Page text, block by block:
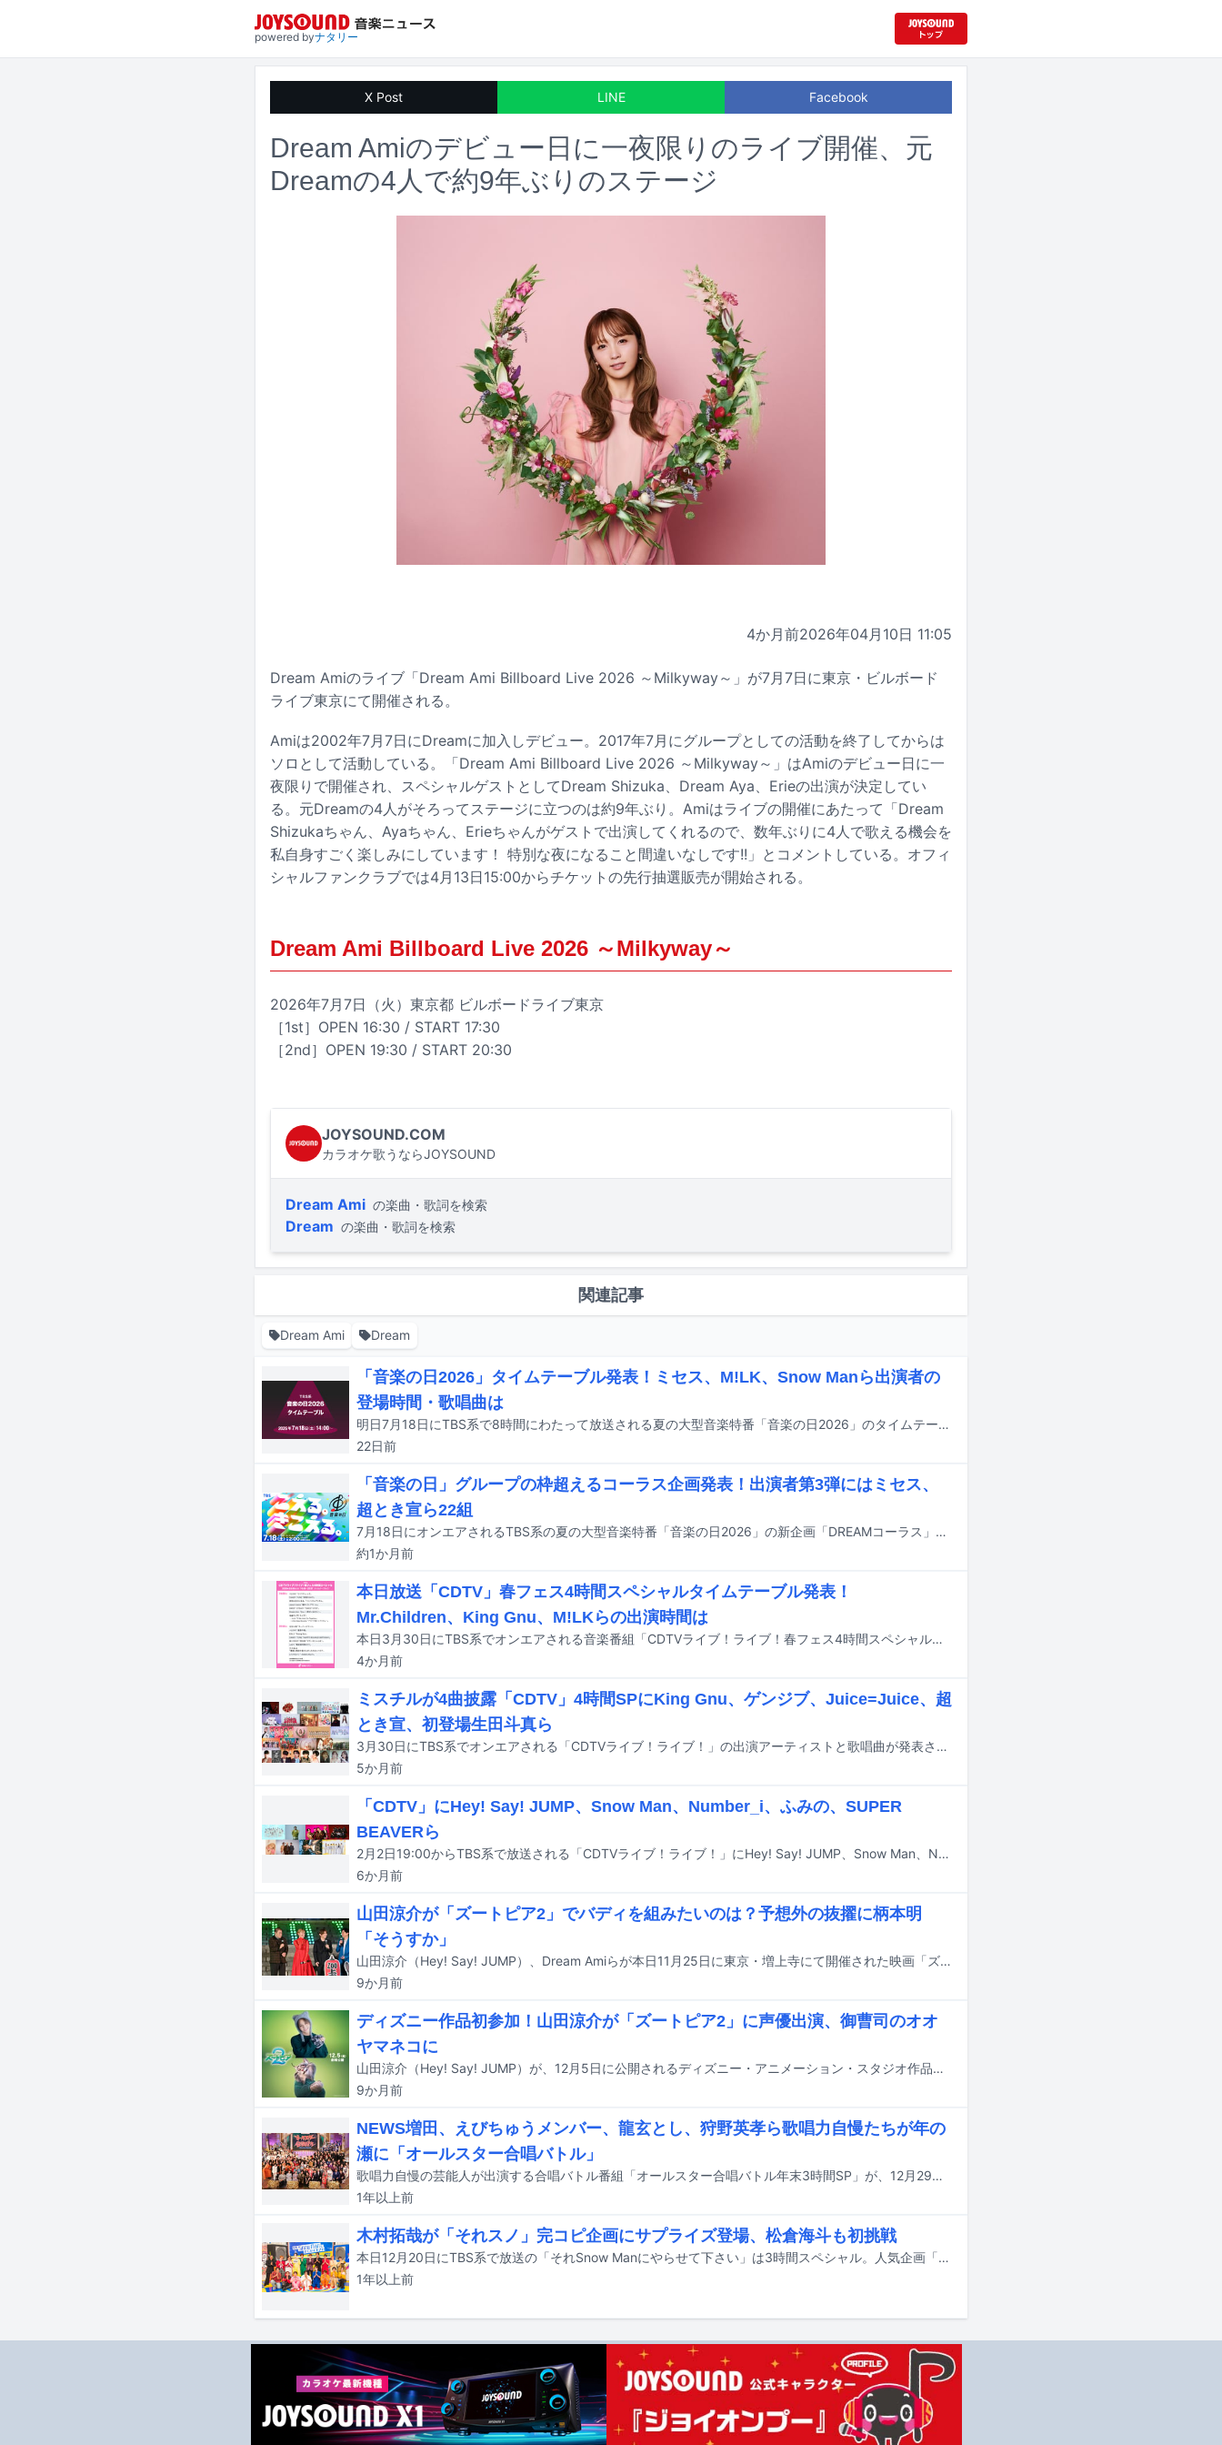
powered byナタリー
X Post LINE Facebook
Dream Amiのデビュー日に一夜限りのライブ開催、元
Dreamの4人で約9年ぶりのステージ
4か月前2026年04月10日 11:05
Dream Amiのライブ「Dream Ami Billboard Live 2026 ～Milkyway～」が7月7日に東京・ビルボード
ライブ東京にて開催される。
Amiは2002年7月7日にDreamに加入しデビュー。2017年7月にグループとしての活動を終了してからは
ソロとして活動している。「Dream Ami Billboard Live 2026 ～Milkyway～」はAmiのデビュー日に一
夜限りで開催され、スペシャルゲストとしてDream Shizuka、Dream Aya、Erieの出演が決定してい
る。元Dreamの4人がそろってステージに立つのは約9年ぶり。Amiはライブの開催にあたって「Dream
Shizukaちゃん、Ayaちゃん、Erieちゃんがゲストで出演してくれるので、数年ぶりに4人で歌える機会を
私自身すごく楽しみにしています！ 特別な夜になること間違いなしです!!」とコメントしている。オフィ
シャルファンクラブでは4月13日15:00からチケットの先行抽選販売が開始される。
Dream Ami Billboard Live 2026 ～Milkyway～
2026年7月7日（火）東京都 ビルボードライブ東京
［1st］OPEN 16:30 / START 17:30
［2nd］OPEN 19:30 / START 20:30
JOYSOUND.COM
カラオケ歌うならJOYSOUND
Dream Ami の楽曲・歌詞を検索
Dream の楽曲・歌詞を検索
関連記事
Dream Ami Dream
「音楽の日2026」タイムテーブル発表！ミセス、M!LK、Snow Manら出演者の
登場時間・歌唱曲は
明日7月18日にTBS系で8時間にわたって放送される夏の大型音楽特番「音楽の日2026」のタイムテーブルが発表された。
22日前
「音楽の日」グループの枠超えるコーラス企画発表！出演者第3弾にはミセス、
超とき宣ら22組
7月18日にオンエアされるTBS系の夏の大型音楽特番「音楽の日2026」の新企画「DREAMコーラス」の詳細と、出演アーティスト第3弾が発表された。
約1か月前
本日放送「CDTV」春フェス4時間スペシャルタイムテーブル発表！
Mr.Children、King Gnu、M!LKらの出演時間は
本日3月30日にTBS系でオンエアされる音楽番組「CDTVライブ！ライブ！春フェス4時間スペシャル」のタイムテーブルが発表された。
4か月前
ミスチルが4曲披露「CDTV」4時間SPにKing Gnu、ゲンジブ、Juice=Juice、超
とき宣、初登場生田斗真ら
3月30日にTBS系でオンエアされる「CDTVライブ！ライブ！」の出演アーティストと歌唱曲が発表された。
5か月前
「CDTV」にHey! Say! JUMP、Snow Man、Number_i、ふみの、SUPER
BEAVERら
2月2日19:00からTBS系で放送される「CDTVライブ！ライブ！」にHey! Say! JUMP、Snow Man、Number_i、SUPER BEAVER、ふみの、Dream Ami、AKB48、こっちのけんとが出演する。
6か月前
山田涼介が「ズートピア2」でバディを組みたいのは？予想外の抜擢に柄本明
「そうすか」
山田涼介（Hey! Say! JUMP）、Dream Amiらが本日11月25日に東京・増上寺にて開催された映画「ズートピア2」の「ZOOJOJI大ヒット祈願イベント」に登壇した。
9か月前
ディズニー作品初参加！山田涼介が「ズートピア2」に声優出演、御曹司のオオ
ヤマネコに
山田涼介（Hey! Say! JUMP）が、12月5日に公開されるディズニー・アニメーション・スタジオ作品「ズートピア2」日本版に声優として出演する。
9か月前
NEWS増田、えびちゅうメンバー、龍玄とし、狩野英孝ら歌唱力自慢たちが年の
瀬に「オールスター合唱バトル」
歌唱力自慢の芸能人が出演する合唱バトル番組「オールスター合唱バトル年末3時間SP」が、12月29日19:00から3時間にわたり放送される。
1年以上前
木村拓哉が「それスノ」完コピ企画にサプライズ登場、松倉海斗も初挑戦
本日12月20日にTBS系で放送の「それSnow Manにやらせて下さい」は3時間スペシャル。人気企画「ダンスノ完コピレボリューション」に木村拓哉らが登場する。
1年以上前